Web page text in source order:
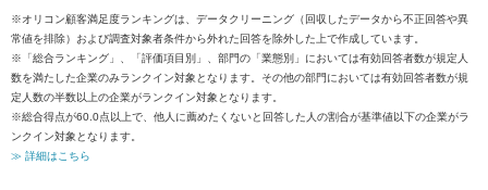
※オリコン顧客満足度ランキングは、データクリーニング（回収したデータから不正回答や異
常値を排除）および調査対象者条件から外れた回答を除外した上で作成しています。
※「総合ランキング」、「評価項目別」、部門の「業態別」においては有効回答者数が規定人
数を満たした企業のみランクイン対象となります。その他の部門においては有効回答者数が規
定人数の半数以上の企業がランクイン対象となります。
※総合得点が60.0点以上で、他人に薦めたくないと回答した人の割合が基準値以下の企業がラ
ンクイン対象となります。
≫ 詳細はこちら